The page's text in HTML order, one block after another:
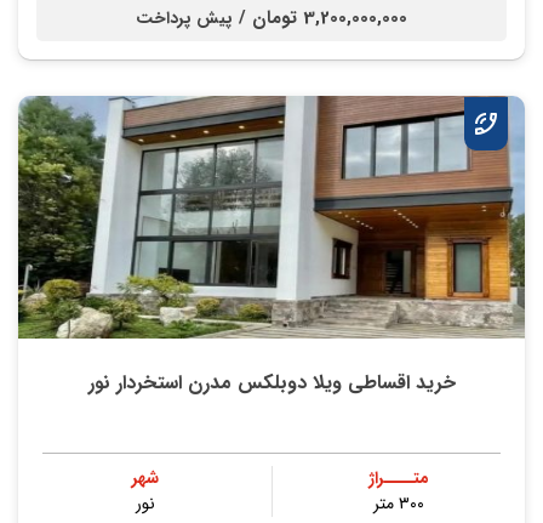
3,200,000,000 تومان / پیش پرداخت
خرید اقساطی ویلا دوبلکس مدرن استخردار نور
متــــراژ
۳۰۰ متر
شهر
نور